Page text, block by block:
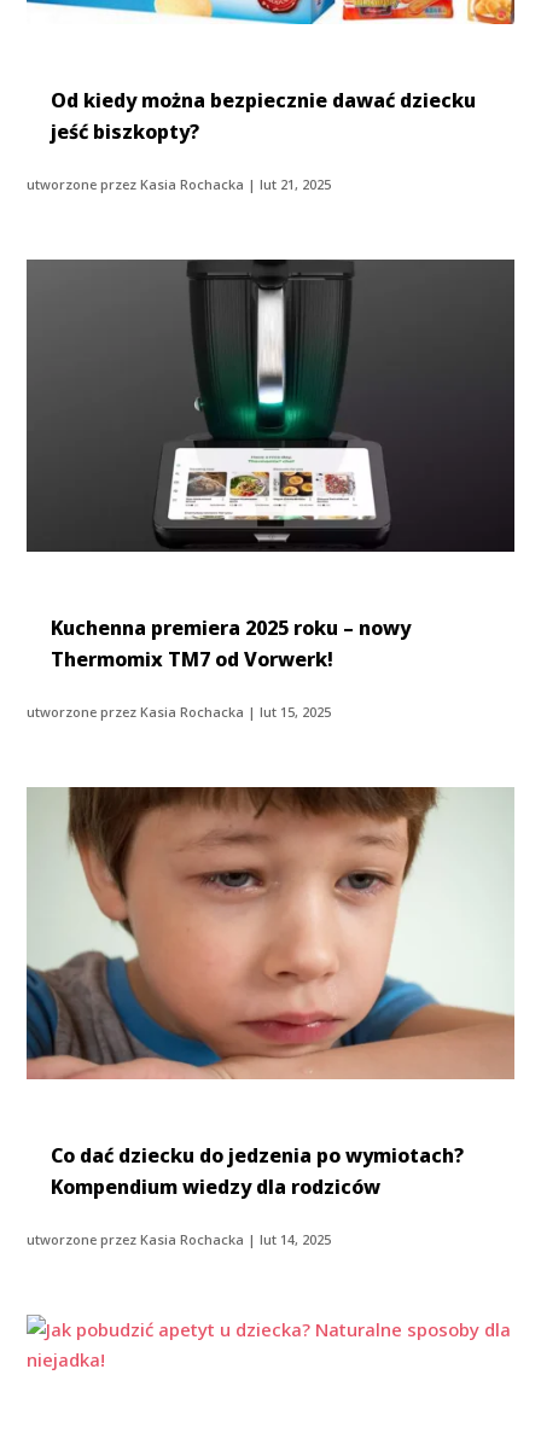
Od kiedy można bezpiecznie dawać dziecku
jeść biszkopty?
utworzone przezKasia Rochacka |lut 21, 2025
Kuchenna premiera 2025 roku – nowy
Thermomix TM7 od Vorwerk!
utworzone przezKasia Rochacka |lut 15, 2025
Co dać dziecku do jedzenia po wymiotach?
Kompendium wiedzy dla rodziców
utworzone przezKasia Rochacka |lut 14, 2025